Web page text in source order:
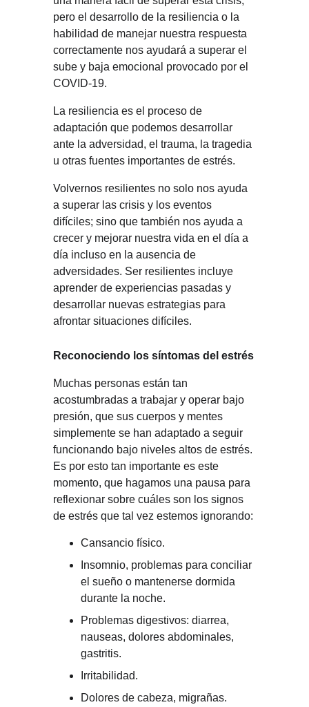
pero el desarrollo de la resiliencia o la
habilidad de manejar nuestra respuesta
correctamente nos ayudará a superar el
sube y baja emocional provocado por el
COVID-19.
La resiliencia es el proceso de
adaptación que podemos desarrollar
ante la adversidad, el trauma, la tragedia
u otras fuentes importantes de estrés.
Volvernos resilientes no solo nos ayuda
a superar las crisis y los eventos
difíciles; sino que también nos ayuda a
crecer y mejorar nuestra vida en el día a
día incluso en la ausencia de
adversidades. Ser resilientes incluye
aprender de experiencias pasadas y
desarrollar nuevas estrategias para
afrontar situaciones difíciles.
Reconociendo los síntomas del estrés
Muchas personas están tan
acostumbradas a trabajar y operar bajo
presión, que sus cuerpos y mentes
simplemente se han adaptado a seguir
funcionando bajo niveles altos de estrés.
Es por esto tan importante es este
momento, que hagamos una pausa para
reflexionar sobre cuáles son los signos
de estrés que tal vez estemos ignorando:
Cansancio físico.
Insomnio, problemas para conciliar
el sueño o mantenerse dormida
durante la noche.
Problemas digestivos: diarrea,
nauseas, dolores abdominales,
gastritis.
Irritabilidad.
Dolores de cabeza, migrañas.